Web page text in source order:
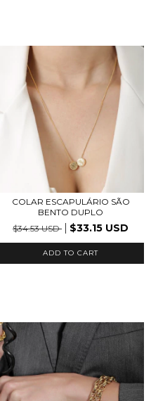
COLAR ESCAPULÁRIO SÃO
BENTO DUPLO
$34.53 USD
$33.15 USD
ADD TO CART